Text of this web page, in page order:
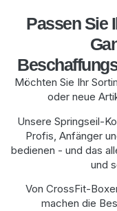
Passen Sie
Möchten Sie Ihr
oder neue
Unsere Springseil-
Profis, Anfänger
bedienen - und das
und
Von CrossFit-
machen die